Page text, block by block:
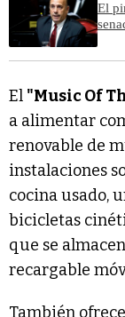
El
El "Music Of
a alimentar
renovable de
instalaciones
cocina usado,
bicicletas
que se
recargable
También